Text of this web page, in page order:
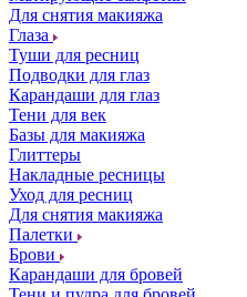
Для снятия макияжа
Глаза
Туши для ресниц
Подводки для глаз
Карандаши для глаз
Тени для век
Базы для макияжа
Глиттеры
Накладные ресницы
Уход для ресниц
Для снятия макияжа
Палетки
Брови
Карандаши для бровей